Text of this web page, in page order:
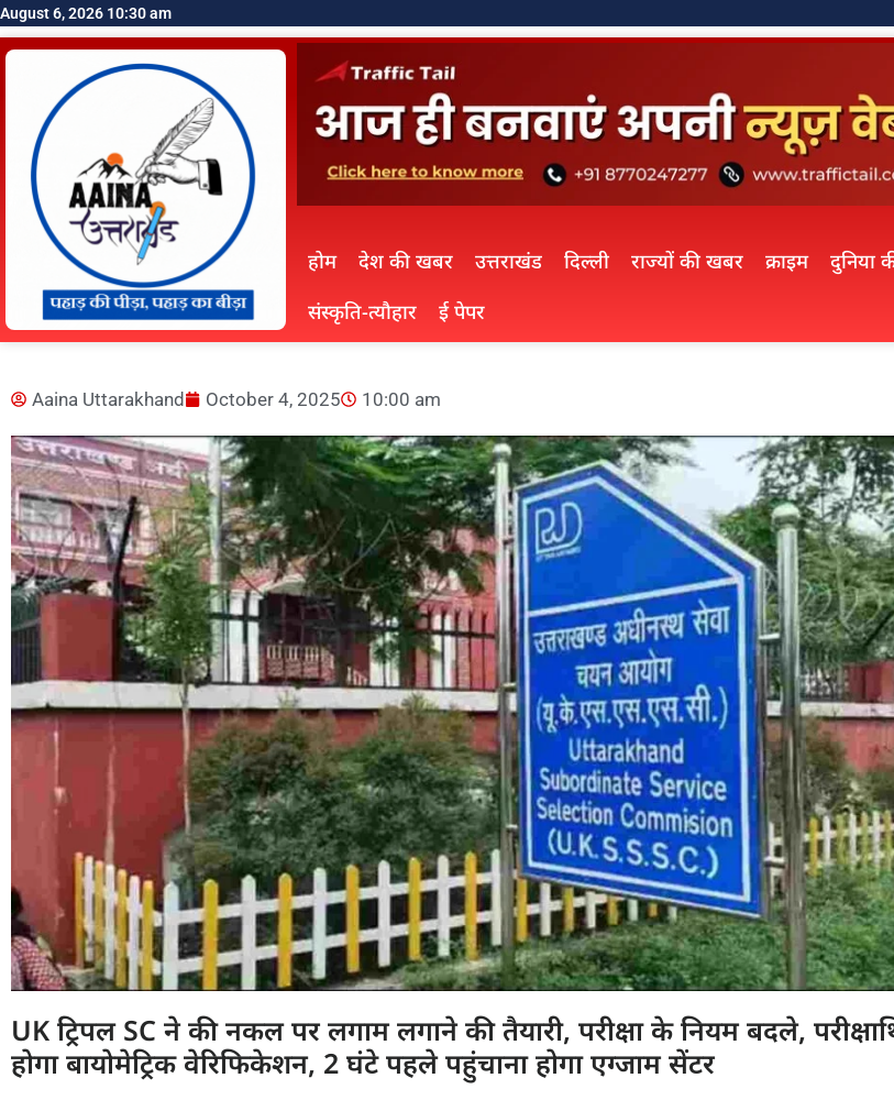
August 6, 2026 10:30 am
होम देश की खबर उत्तराखंड दिल्ली राज्यों की खबर क्राइम दुनिया
संस्कृति-त्यौहार
ई पेपर
Aaina Uttarakhand October 4, 2025 10:00 am
UK ट्रिपल SC ने की नकल पर लगाम लगाने की तैयारी, परीक्षा के नियम बदले,
होगा बायोमेट्रिक वेरिफिकेशन, 2 घंटे पहले पहुंचाना होगा एग्जाम सेंटर